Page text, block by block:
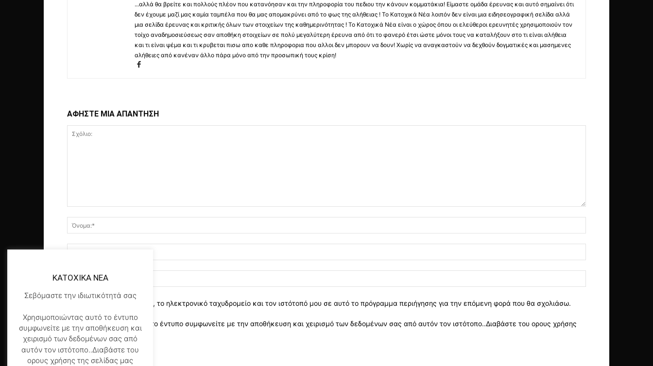
...αλλά θα βρείτε και πολλούς πλέον που κατανόησαν και την πληροφορία του πεδιου την κάνουν κομματάκια! Είμαστε ομάδα έρευνας και αυτό σημαίνει ότι
δεν έχουμε μαζί μας καμία ταμπέλα που θα μας απομακρύνει από το φως της αλήθειας ! Το Κατοχικά Νέα λοιπόν δεν είναι μια ειδησεογραφική σελίδα αλλά
μια σελίδα έρευνας και κριτικής όλων των στοιχείων της καθημερινότητας ! Το Κατοχικά Νέα είναι ο χώρος όπου οι ελεύθεροι ερευνητές χρησιμοποιούν τον
τοίχο αναδημοσιεύσεως σαν αποθήκη στοιχείων σε πολύ μεγαλύτερη έρευνα από ότι το φανερό έτσι ώστε μόνοι τους να καταλήξουν στο τι είναι αλήθεια
και τι είναι ψέμα και τι κρυβεται πισω απο καθε πληροφορια που αλλοι δεν μπορουν να δουν! Χωρίς να αναγκαστούν να δεχθούν δογματικές και μασημενες
αλήθειες από κανέναν άλλο πάρα μόνο από την προσωπική τους κρίση!
ΑΦΗΣΤΕ ΜΙΑ ΑΠΑΝΤΗΣΗ
αποθηκεύστε το όνομα, το ηλεκτρονικό ταχυδρομείο και τον ιστότοπό μου σε αυτό το πρόγραμμα περιήγησης για την επόμενη φορά που θα σχολιάσω.
Χρησιμοποιώντας αυτό το έντυπο συμφωνείτε με την αποθήκευση και χειρισμό των δεδομένων σας από αυτόν τον ιστότοπο..Διαβάστε του ορους χρήσης
της σελίδας μας
KATOXIKA NEA
Σεβόμαστε την ιδιωτικότητά σας
Χρησιμοποιώντας αυτό το έντυπο
συμφωνείτε με την αποθήκευση και
χειρισμό των δεδομένων σας από
αυτόν τον ιστότοπο..Διαβάστε του
ορους χρήσης της σελίδας μας